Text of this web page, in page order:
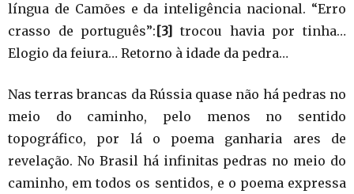
língua de Camões e da inteligência nacional. “Erro
crasso de português”: [3]
trocou havia por tinha…
Elogio da feiura… Retorno à idade da pedra…
Nas terras brancas da Rússia quase não há pedras no
meio do caminho, pelo menos no sentido
topográfico, por lá o poema ganharia ares de
revelação. No Brasil há infinitas pedras no meio do
caminho, em todos os sentidos, e o poema expressa